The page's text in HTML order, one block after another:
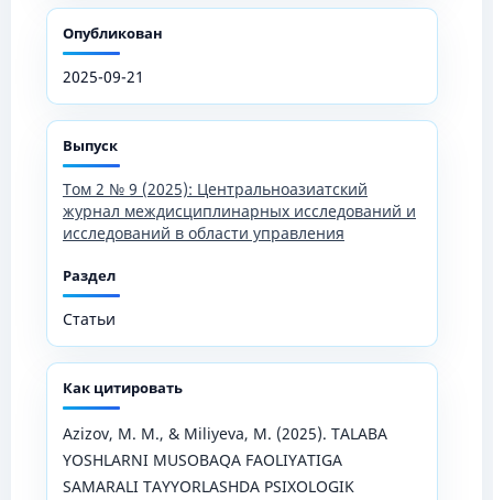
Опубликован
2025-09-21
Выпуск
Том 2 № 9 (2025): Центральноазиатский
журнал междисциплинарных исследований и
исследований в области управления
Раздел
Статьи
Как цитировать
Azizov, M. M., & Miliyeva, M. (2025). TALABA
YOSHLARNI MUSOBAQA FAOLIYATIGA
SAMARALI TAYYORLASHDA PSIXOLOGIK